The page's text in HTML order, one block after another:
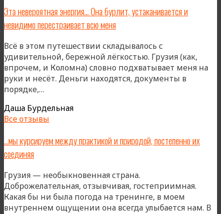
Эта невероятная энергия… Она бурлит, устаканивается и
невидимо перестраивает всю меня
Всё в этом путешествии складывалось с
удивительной, бережной лёгкостью. Грузия (как,
впрочем, и Коломна) словно подхватывает меня на
руки и несёт. Деньги находятся, документы в
порядке,…
энергия…
Она
устаканивается
перестраивает
всю
меня»
Даша Бурдельная
Все отзывы
…мы курсируем между практикой и природой, постепенно их
соединяя
Грузия — необыкновенная страна.
Доброжелательная, отзывчивая, гостеприимная.
Какая бы ни была погода на тренинге, в моем
внутреннем ощущении она всегда улыбается нам. В